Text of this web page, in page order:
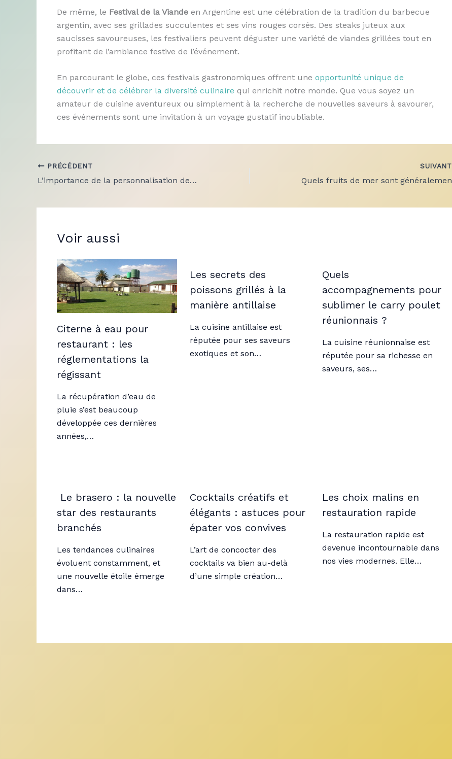
De même, le Festival de la Viande en Argentine est une célébration de la tradition du barbecue
argentin, avec ses grillades succulentes et ses vins rouges corsés. Des steaks juteux aux
saucisses savoureuses, les festivaliers peuvent déguster une variété de viandes grillées tout en
profitant de l’ambiance festive de l’événement.
En parcourant le globe, ces festivals gastronomiques offrent une opportunité unique de
découvrir et de célébrer la diversité culinaire qui enrichit notre monde. Que vous soyez un
amateur de cuisine aventureux ou simplement à la recherche de nouvelles saveurs à savourer,
ces événements sont une invitation à un voyage gustatif inoubliable.
PRÉCÉDENT
L’importance de la personnalisation des services dans le domaine du traiteur à domicile
SUIVANT
Voir aussi
Citerne à eau pour
restaurant : les
réglementations la
régissant
La récupération d’eau de
pluie s’est beaucoup
développée ces dernières
années,…
Les secrets des
poissons grillés à la
manière antillaise
La cuisine antillaise est
réputée pour ses saveurs
exotiques et son…
Quels
accompagnements pour
sublimer le carry poulet
réunionnais ?
La cuisine réunionnaise est
réputée pour sa richesse en
saveurs, ses…
Le brasero : la nouvelle
star des restaurants
branchés
Les tendances culinaires
évoluent constamment, et
une nouvelle étoile émerge
dans…
Cocktails créatifs et
élégants : astuces pour
épater vos convives
L’art de concocter des
cocktails va bien au-delà
d’une simple création…
Les choix malins en
restauration rapide
La restauration rapide est
devenue incontournable dans
nos vies modernes. Elle…